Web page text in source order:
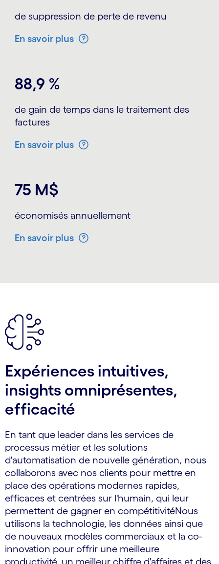
de suppression de perte de revenu
En savoir plus
88,9 %
de gain de temps dans le traitement des
factures
En savoir plus
75 M$
économisés annuellement
En savoir plus
Expériences intuitives,
insights omniprésentes,
efficacité
En tant que leader dans les services de
processus métier et les solutions
d'automatisation de nouvelle génération, nous
collaborons avec nos clients pour mettre en
place des opérations modernes rapides,
efficaces et centrées sur l'humain, qui leur
permettent de gagner en compétitivitéNous
utilisons la technologie, les données ainsi que
de nouveaux modèles commerciaux et la co-
innovation pour offrir une meilleure
productivité, un meilleur chiffre d'affaires et des